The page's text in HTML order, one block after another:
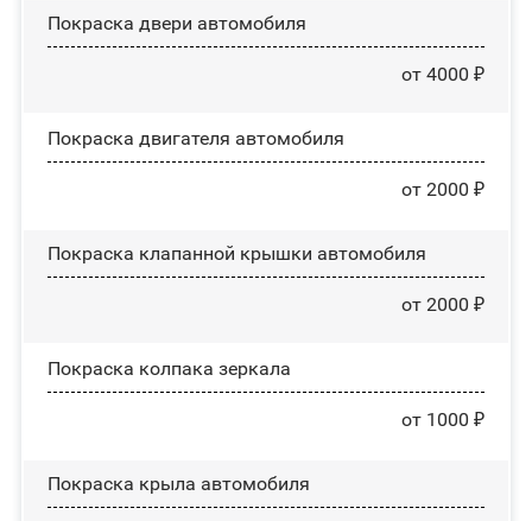
Покраска двери автомобиля
от 4000 ₽
Покраска двигателя автомобиля
от 2000 ₽
Покраска клапанной крышки автомобиля
от 2000 ₽
Покраска колпака зеркала
от 1000 ₽
Покраска крыла автомобиля